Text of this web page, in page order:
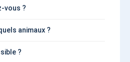
vous ?
animaux ?
?